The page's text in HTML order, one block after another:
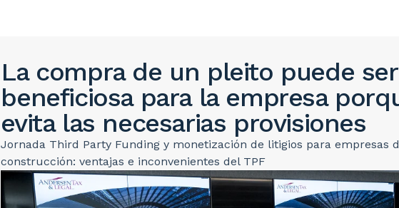
La compra de un pleito puede ser
beneficiosa para la empresa
evita las necesarias provisiones
Jornada Third Party Funding y monetización de litigios para empresas
construcción: ventajas e inconvenientes del TPF